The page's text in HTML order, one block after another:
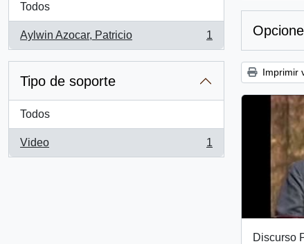
Todos
Aylwin Azocar, Patricio
, 1 resultados
1
Tipo de soporte
Todos
Video
, 1 resultados
1
Imprimir
Discurso